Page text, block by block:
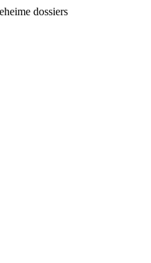
dossiers